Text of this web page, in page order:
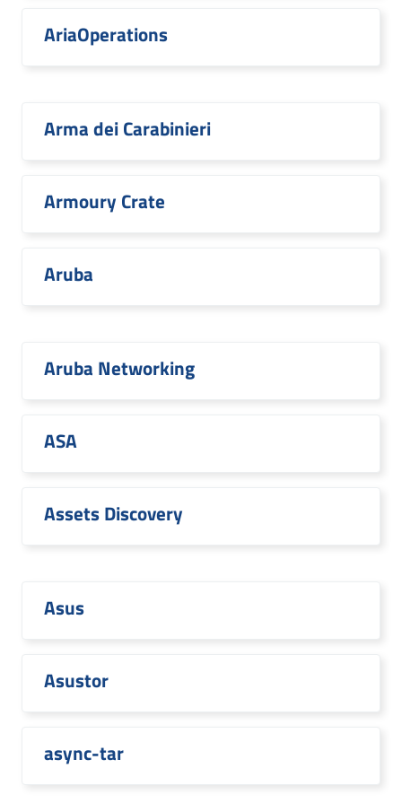
AriaOperations
Arma dei Carabinieri
Armoury Crate
Aruba
Aruba Networking
ASA
Assets Discovery
Asus
Asustor
async-tar